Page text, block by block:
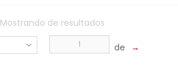
Mostrando de resultados
de →